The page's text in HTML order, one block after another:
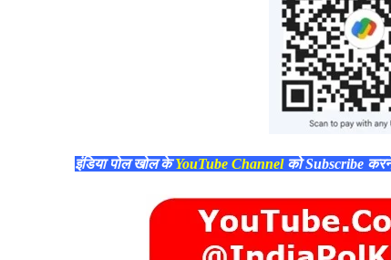
इंडिया पोल खोल केYouTube Channelको Subscribe